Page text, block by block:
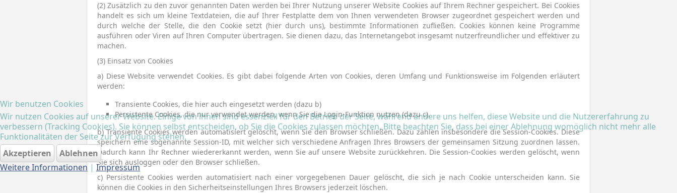
(2) Zusätzlich zu den zuvor genannten Daten werden bei Ihrer Nutzung unserer Website Cookies auf Ihrem Rechner gespeichert. Bei Cookies
handelt es sich um kleine Textdateien, die auf Ihrer Festplatte dem von Ihnen verwendeten Browser zugeordnet gespeichert werden und
durch welche der Stelle, die den Cookie setzt (hier durch uns), bestimmte Informationen zufließen. Cookies können keine Programme
ausführen oder Viren auf Ihren Computer übertragen. Sie dienen dazu, das Internetangebot insgesamt nutzerfreundlicher und effektiver zu
machen.
(3) Einsatz von Cookies
a) Diese Website verwendet Cookies. Es gibt dabei folgende Arten von Cookies, deren Umfang und Funktionsweise im Folgenden erläutert
werden:
Transiente Cookies, die hier auch eingesetzt werden (dazu b)
Persistente Cookies, die nur verwendet werden, wenn Sie die Login-Funktion nutzen (dazu c).
b) Transiente Cookies werden automatisiert gelöscht, wenn Sie den Browser schließen. Dazu zählen insbesondere die Session-Cookies. Diese
speichern eine sogenannte Session-ID, mit welcher sich verschiedene Anfragen Ihres Browsers der gemeinsamen Sitzung zuordnen lassen.
Dadurch kann Ihr Rechner wiedererkannt werden, wenn Sie auf unsere Website zurückkehren. Die Session-Cookies werden gelöscht, wenn
Sie sich ausloggen oder den Browser schließen.
c) Persistente Cookies werden automatisiert nach einer vorgegebenen Dauer gelöscht, die sich je nach Cookie unterscheiden kann. Sie
können die Cookies in den Sicherheitseinstellungen Ihres Browsers jederzeit löschen.
Wir benutzen Cookies
Wir nutzen Cookies auf unserer Website. Einige von ihnen sind essenziell für den Betrieb der Seite, während andere uns helfen, diese Website und die Nutzererfahrung zu
verbessern (Tracking Cookies). Sie können selbst entscheiden, ob Sie die Cookies zulassen möchten. Bitte beachten Sie, dass bei einer Ablehnung womöglich nicht mehr alle
Funktionalitäten der Seite zur Verfügung stehen.
Akzeptieren
Ablehnen
Weitere Informationen | Impressum